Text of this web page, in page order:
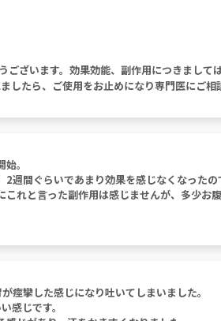
ございます。効果効能、副作用につきまし
したら、ご使用をお止めになり専門医にご相
。
2週間ぐらいであまり効果を感じなくなった
これと言った副作用は感じませんが、多少お
痙攣した感じになり吐いてしまいました。
感じです。